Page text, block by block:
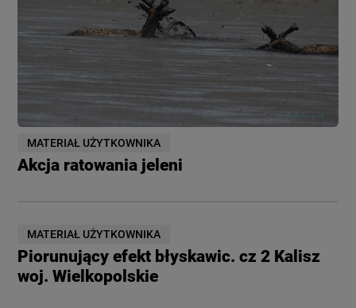
MATERIAŁ UŻYTKOWNIKA
Akcja ratowania jeleni
MATERIAŁ UŻYTKOWNIKA
Piorunujący efekt błyskawic. cz 2 Kalisz
woj. Wielkopolskie